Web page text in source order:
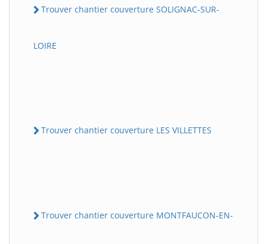
Trouver chantier couverture SOLIGNAC-SUR-
LOIRE
Trouver chantier couverture LES VILLETTES
Trouver chantier couverture MONTFAUCON-EN-